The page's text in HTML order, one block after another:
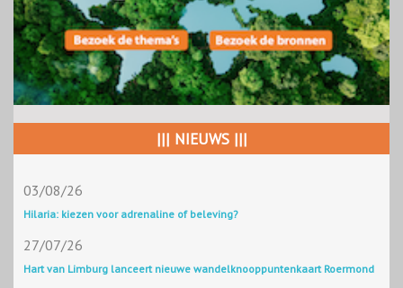
||| NIEUWS |||
03/08/26
Hilaria: kiezen voor adrenaline of beleving?
27/07/26
Hart van Limburg lanceert nieuwe wandelknooppuntenkaart Roermond